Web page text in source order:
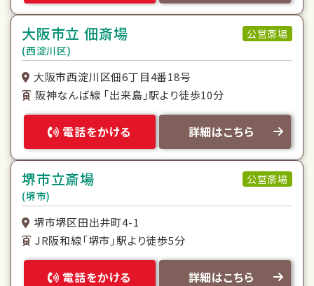
公営斎場
大阪市立 佃斎場
(西淀川区)
大阪市西淀川区佃6丁目4番18号
阪神なんば線 「出来島」駅より徒歩10分
電話をかける 詳細はこちら
公営斎場
堺市立斎場
(堺市)
堺市堺区田出井町4-1
JR阪和線「堺市」駅より徒歩5分
電話をかける 詳細はこちら